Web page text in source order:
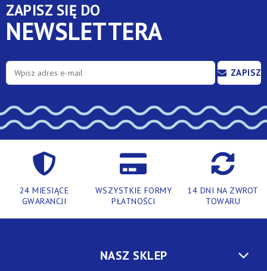
ZAPISZ SIĘ DO
NEWSLETTERA
ZAPISZ
24 MIESIĄCE
GWARANCJI
WSZYSTKIE FORMY
PŁATNOŚCI
14 DNI NA ZWROT
TOWARU
NASZ SKLEP